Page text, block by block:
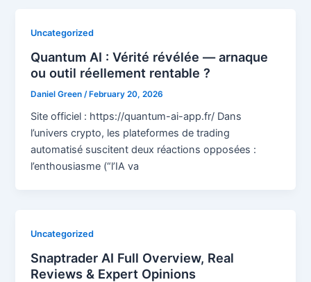
Uncategorized
Quantum AI : Vérité révélée — arnaque
ou outil réellement rentable ?
Daniel Green /February 20, 2026
Site officiel : https://quantum-ai-app.fr/ Dans
l’univers crypto, les plateformes de trading
automatisé suscitent deux réactions opposées :
l’enthousiasme (“l’IA va
Uncategorized
Snaptrader AI Full Overview, Real
Reviews & Expert Opinions